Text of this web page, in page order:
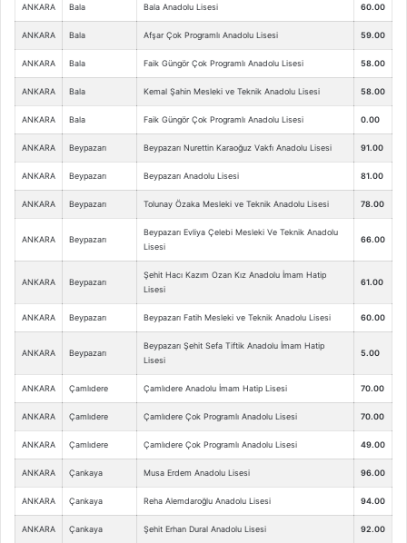
ANKARA Bala Bala Anadolu Lisesi 60.00
ANKARA Bala Afşar Çok Programlı Anadolu Lisesi 59.00
ANKARA Bala Faik Güngör Çok Programlı Anadolu Lisesi 58.00
ANKARA Bala Kemal Şahin Mesleki ve Teknik Anadolu Lisesi 58.00
ANKARA Bala Faik Güngör Çok Programlı Anadolu Lisesi 0.00
ANKARA Beypazarı Beypazarı Nurettin Karaoğuz Vakfı Anadolu Lisesi 91.00
ANKARA Beypazarı Beypazarı Anadolu Lisesi 81.00
ANKARA Beypazarı Tolunay Özaka Mesleki ve Teknik Anadolu Lisesi 78.00
ANKARA Beypazarı
Beypazarı Evliya Çelebi Mesleki Ve Teknik Anadolu
Lisesi
66.00
ANKARA Beypazarı
Şehit Hacı Kazım Ozan Kız Anadolu İmam Hatip
Lisesi
61.00
ANKARA Beypazarı Beypazarı Fatih Mesleki ve Teknik Anadolu Lisesi 60.00
ANKARA Beypazarı
Beypazarı Şehit Sefa Tiftik Anadolu İmam Hatip
Lisesi
5.00
ANKARA Çamlıdere Çamlıdere Anadolu İmam Hatip Lisesi 70.00
ANKARA Çamlıdere Çamlıdere Çok Programlı Anadolu Lisesi 70.00
ANKARA Çamlıdere Çamlıdere Çok Programlı Anadolu Lisesi 49.00
ANKARA Çankaya Musa Erdem Anadolu Lisesi 96.00
ANKARA Çankaya Reha Alemdaroğlu Anadolu Lisesi 94.00
ANKARA Çankaya Şehit Erhan Dural Anadolu Lisesi 92.00